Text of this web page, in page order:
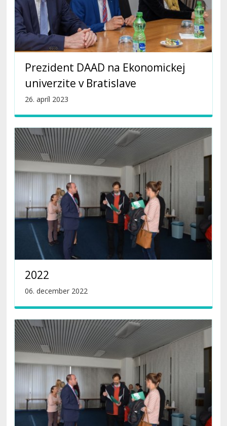
Prezident DAAD na Ekonomickej
univerzite v Bratislave
26. apríl 2023
2022
06. december 2022